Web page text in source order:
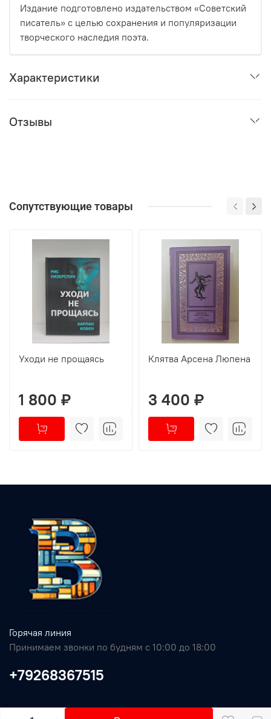
Издание подготовлено издательством «Советский
писатель» с целью сохранения и популяризации
творческого наследия поэта.
Характеристики
Отзывы
Сопутствующие товары
Уходи не прощаясь
1 800 ₽
Клятва Арсена Люпена
3 400 ₽
Горячая линия
Принимаем звонки по будням с 10:00 до 18:00
+79268367515